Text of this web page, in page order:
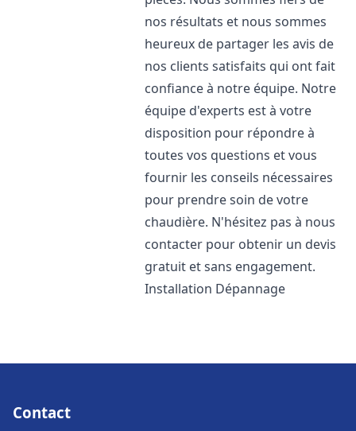
nos résultats et nous sommes
heureux de partager les avis de
nos clients satisfaits qui ont fait
confiance à notre équipe. Notre
équipe d'experts est à votre
disposition pour répondre à
toutes vos questions et vous
fournir les conseils nécessaires
pour prendre soin de votre
chaudière. N'hésitez pas à nous
contacter pour obtenir un devis
gratuit et sans engagement.
Installation Dépannage
Contact